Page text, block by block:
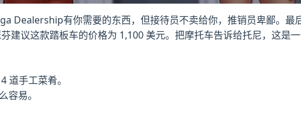
Dealership有你需要的东西，但接待员不卖给你，推销员卑鄙。
建议这款踏板车的价格为 1,100 美元。把摩托车告诉给托尼，这是一
道手工菜肴。
容易。